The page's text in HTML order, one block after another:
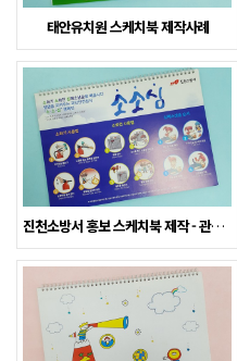
태안유치원 스케치북 제작사례
진천소방서 홍보 스케치북 제작 - 관공서 후불·세금계산…